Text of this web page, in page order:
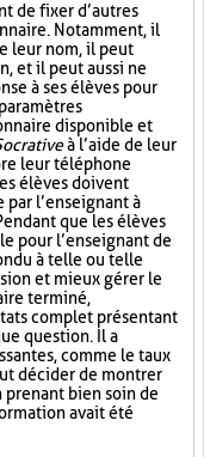
de fixer d’autres
Notamment, il
leur nom, il peut
et il peut aussi ne
à ses élèves pour
disponible et
à l’aide de leur
leur téléphone
élèves doivent
l’enseignant à
que les élèves
pour l’enseignant de
à telle ou telle
et mieux gérer le
terminé,
complet présentant
question. Il a
comme le taux
décider de montrer
prenant bien soin de
avait été